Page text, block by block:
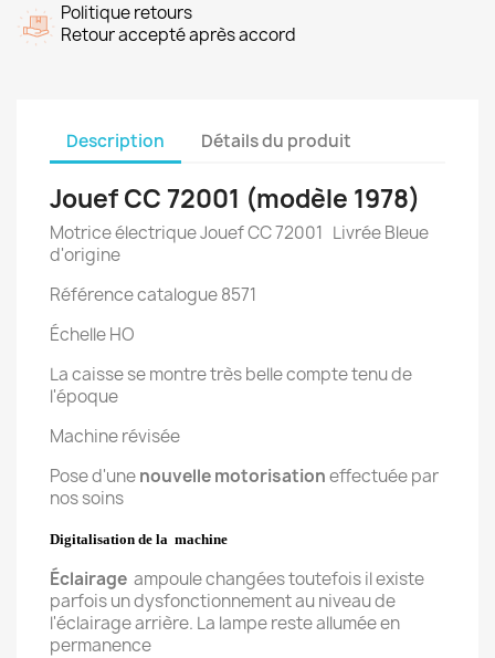
Politique retours
Retour accepté après accord
Description Détails du produit
Jouef CC 72001 (modèle 1978)
Motrice électrique Jouef CC 72001 Livrée Bleue
d'origine
Référence catalogue 8571
Échelle HO
La caisse se montre très belle compte tenu de
l'époque
Machine révisée
Pose d'unenouvelle motorisationeffectuée par
nos soins
Digitalisation de la machine
Éclairage ampoule changées toutefois il existe
parfois un dysfonctionnement au niveau de
l'éclairage arrière. La lampe reste allumée en
permanence